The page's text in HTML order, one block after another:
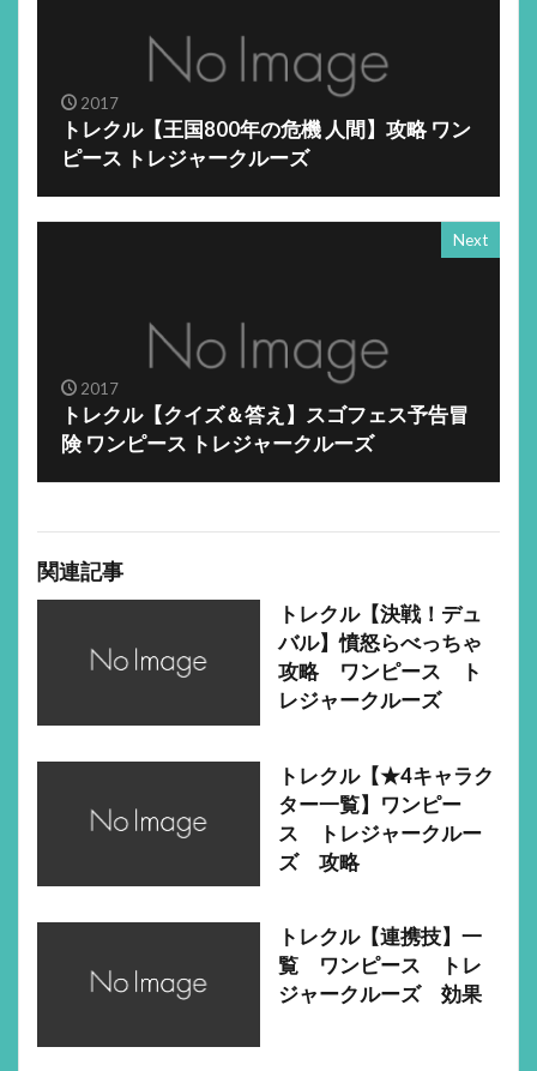
2017
トレクル【王国800年の危機 人間】攻略 ワン
ピース トレジャークルーズ
Next
2017
トレクル【クイズ＆答え】スゴフェス予告冒
険 ワンピース トレジャークルーズ
関連記事
トレクル【決戦！デュ
バル】憤怒らべっちゃ
攻略 ワンピース ト
レジャークルーズ
トレクル【★4キャラク
ター一覧】ワンピー
ス トレジャークルー
ズ 攻略
トレクル【連携技】一
覧 ワンピース トレ
ジャークルーズ 効果